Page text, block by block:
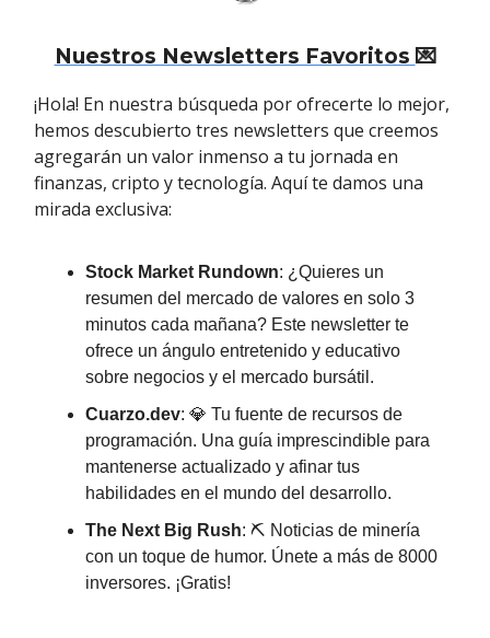
Nuestros Newsletters Favoritos 💌
¡Hola! En nuestra búsqueda por ofrecerte lo mejor,
hemos descubierto tres newsletters que creemos
agregarán un valor inmenso a tu jornada en
finanzas, cripto y tecnología. Aquí te damos una
mirada exclusiva:
Stock Market Rundown: ¿Quieres un
resumen del mercado de valores en solo 3
minutos cada mañana? Este newsletter te
ofrece un ángulo entretenido y educativo
sobre negocios y el mercado bursátil.
Cuarzo.dev: 💎 Tu fuente de recursos de
programación. Una guía imprescindible para
mantenerse actualizado y afinar tus
habilidades en el mundo del desarrollo.
The Next Big Rush: ⛏ Noticias de minería
con un toque de humor. Únete a más de 8000
inversores. ¡Gratis!